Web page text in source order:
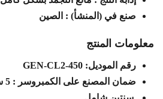
صنع في (المنشأ) : الصين
معلومات المنتج
رقم الموديل: GEN-CL2-450
ضمان المصنع على الكمبروسر : 5 سنوات